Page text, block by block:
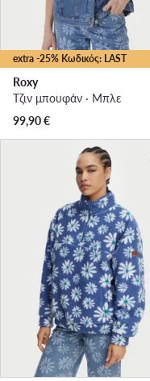
extra -25% Κωδικός: LAST
Roxy
Τζιν μπουφάν · Μπλε
99,90€